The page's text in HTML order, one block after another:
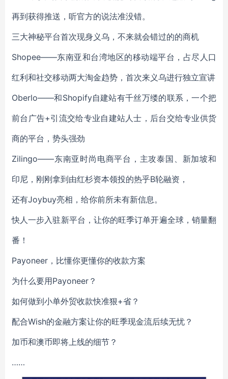
再到获得推送，听官方的说法准没错。
三大神秘平台首次现身义乌，不来就会错过的的商机
Shopee——东南亚和台湾地区的移动端平台，占尽人口
红利和社交移动两大淘金趋势，首次来义乌进行独立宣讲
Oberlo——和Shopify自建站有千丝万缕的联系，一个把
前台广告+引流交给专业自建站人士，后台交给专业供货
商的平台，势头强劲
Zilingo——东南亚时尚电商平台，主攻泰国、新加坡和
印尼，刚刚拿到由红杉资本领投的热乎B轮融资，
还有Joybuy亮相，给你前所未有新信息。
快人一步入驻新平台，让你的旺季订单开遍全球，销量翻
番！
Payoneer，比懂你更懂你的收款方案
为什么要用Payoneer？
如何做到小单外贸收款快准狠+省？
配合Wish的金融方案让你的旺季现金流后续无忧？
加币和澳币即将上线的细节？
……